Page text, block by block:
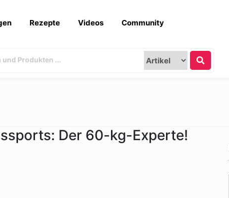
Rezepte Videos Community
Der 60-kg-Experte!